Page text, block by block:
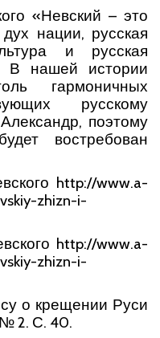
«Невский – это
нации, русская
и русская
В нашей истории
гармоничных
русскому
поэтому
востребован
http://www.a-
zhizn-i-
http://www.a-
zhizn-i-
о крещении Руси
№ 2. С. 40.